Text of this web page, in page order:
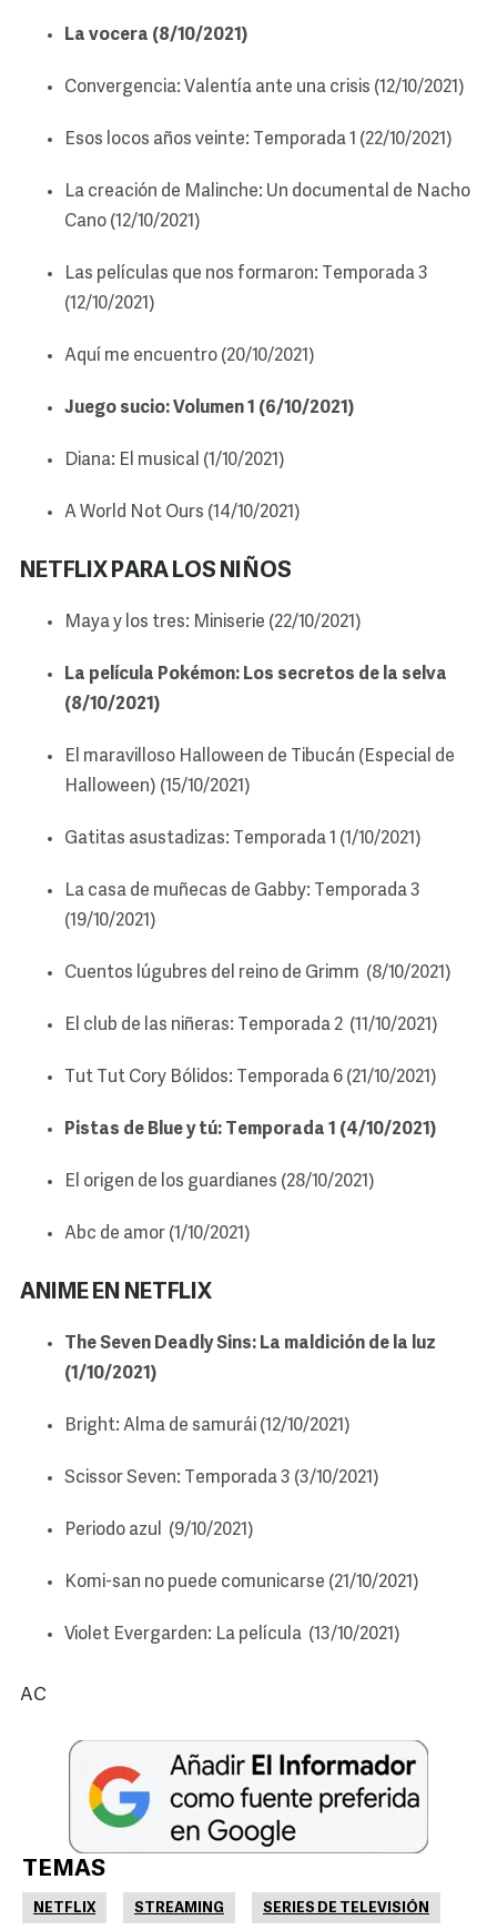
La vocera (8/10/2021)
Convergencia: Valentía ante una crisis (12/10/2021)
Esos locos años veinte: Temporada 1 (22/10/2021)
La creación de Malinche: Un documental de Nacho
Cano (12/10/2021)
Las películas que nos formaron: Temporada 3
(12/10/2021)
Aquí me encuentro (20/10/2021)
Juego sucio: Volumen 1 (6/10/2021)
Diana: El musical (1/10/2021)
A World Not Ours (14/10/2021)
NETFLIX PARA LOS NIÑOS
Maya y los tres: Miniserie (22/10/2021)
La película Pokémon: Los secretos de la selva
(8/10/2021)
El maravilloso Halloween de Tibucán (Especial de
Halloween) (15/10/2021)
Gatitas asustadizas: Temporada 1 (1/10/2021)
La casa de muñecas de Gabby: Temporada 3
(19/10/2021)
Cuentos lúgubres del reino de Grimm (8/10/2021)
El club de las niñeras: Temporada 2 (11/10/2021)
Tut Tut Cory Bólidos: Temporada 6 (21/10/2021)
Pistas de Blue y tú: Temporada 1 (4/10/2021)
El origen de los guardianes (28/10/2021)
Abc de amor (1/10/2021)
ANIME EN NETFLIX
The Seven Deadly Sins: La maldición de la luz
(1/10/2021)
Bright: Alma de samurái (12/10/2021)
Scissor Seven: Temporada 3 (3/10/2021)
Periodo azul (9/10/2021)
Komi-san no puede comunicarse (21/10/2021)
Violet Evergarden: La película (13/10/2021)
AC
TEMAS
NETFLIX STREAMING SERIES DE TELEVISIÓN